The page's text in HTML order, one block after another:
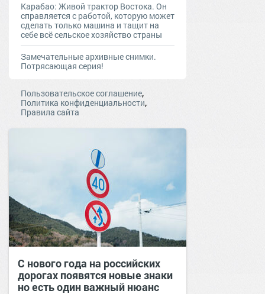
Карабао: Живой трактор Востока. Он
справляется с работой, которую может
сделать только машина и тащит на
себе всё сельское хозяйство страны
Замечательные архивные снимки.
Потрясающая серия!
Пользовательское соглашение,
Политика конфиденциальности,
Правила сайта
С нового года на российских
дорогах появятся новые знаки
но есть один важный нюанс